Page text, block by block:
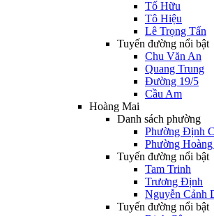
Tố Hữu
Tô Hiệu
Lê Trọng Tấn
Tuyến đường nổi bật
Chu Văn An
Quang Trung
Đường 19/5
Cầu Am
Hoàng Mai
Danh sách phường
Phường Định
Phường
Tuyến đường nổi bật
Tam Trinh
Trương Định
Nguyễn Cảnh
Tuyến đường nổi bật